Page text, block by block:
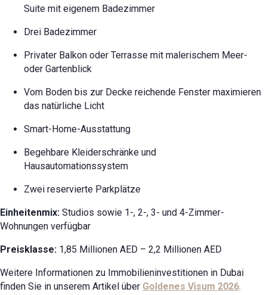
Suite mit eigenem Badezimmer
Drei Badezimmer
Privater Balkon oder Terrasse mit malerischem Meer-
oder Gartenblick
Vom Boden bis zur Decke reichende Fenster maximieren
das natürliche Licht
Smart-Home-Ausstattung
Begehbare Kleiderschränke und
Hausautomationssystem
Zwei reservierte Parkplätze
Einheitenmix: Studios sowie 1-, 2-, 3- und 4-Zimmer-
Wohnungen verfügbar
Preisklasse: 1,85 Millionen AED – 2,2 Millionen AED
Weitere Informationen zu Immobilieninvestitionen in Dubai
finden Sie in unserem Artikel über Goldenes Visum 2026.